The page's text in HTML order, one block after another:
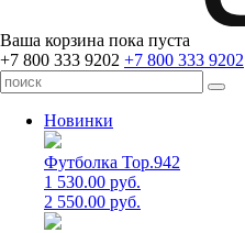
Ваша корзина пока пуста
+7 800 333 9202 +7 800 333 9202
Новинки
Футболка Top.942
1 530.00 руб.
2 550.00 руб.